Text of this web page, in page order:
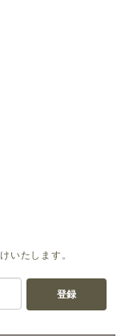
いたします。
登録